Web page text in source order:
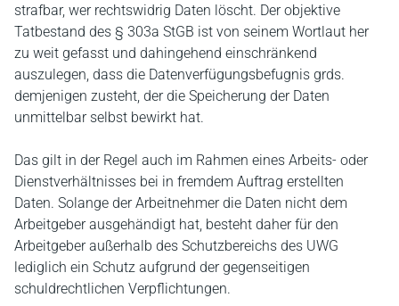
strafbar, wer rechtswidrig Daten löscht. Der objektive
Tatbestand des § 303a StGB ist von seinem Wortlaut her
zu weit gefasst und dahingehend einschränkend
auszulegen, dass die Datenverfügungsbefugnis grds.
demjenigen zusteht, der die Speicherung der Daten
unmittelbar selbst bewirkt hat.
Das gilt in der Regel auch im Rahmen eines Arbeits- oder
Dienstverhältnisses bei in fremdem Auftrag erstellten
Daten. Solange der Arbeitnehmer die Daten nicht dem
Arbeitgeber ausgehändigt hat, besteht daher für den
Arbeitgeber außerhalb des Schutzbereichs des UWG
lediglich ein Schutz aufgrund der gegenseitigen
schuldrechtlichen Verpflichtungen.